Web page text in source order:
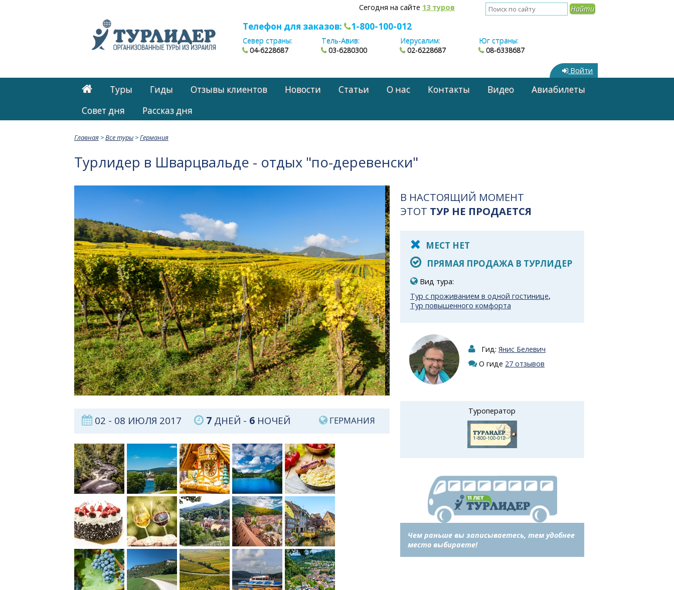
Сегодня на сайте 13 туров
Телефон для заказов: 1-800-100-012
Север страны:
04-6228687
Тель-Авив:
03-6280300
Иерусалим:
02-6228687
Юг страны:
08-6338687
Войти
Туры Гиды Отзывы клиентов Новости Статьи О нас Контакты Видео
Авиабилеты
Cовет дня
Рассказ дня
Главная>Все туры>Германия
Турлидер в Шварцвальде - отдых "по-деревенски"
02 - 08 ИЮЛЯ 2017 7ДНЕЙ - 6НОЧЕЙ ГЕРМАНИЯ
В НАСТОЯЩИЙ МОМЕНТ
ЭТОТ ТУР НЕ ПРОДАЕТСЯ
МЕСТ НЕТ
ПРЯМАЯ ПРОДАЖА В ТУРЛИДЕР
Вид тура:
Тур с проживанием в одной гостинице,
Тур повышенного комфорта
Гид:Янис Белевич
О гиде 27 отзывов
Туроператор
Чем раньше вы записываетесь, тем удобнее
место выбираете!